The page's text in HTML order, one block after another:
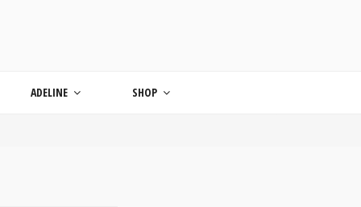
ADELINE SHOP